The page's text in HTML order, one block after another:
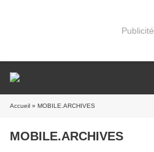
Publicité
Accueil » MOBILE.ARCHIVES
MOBILE.ARCHIVES